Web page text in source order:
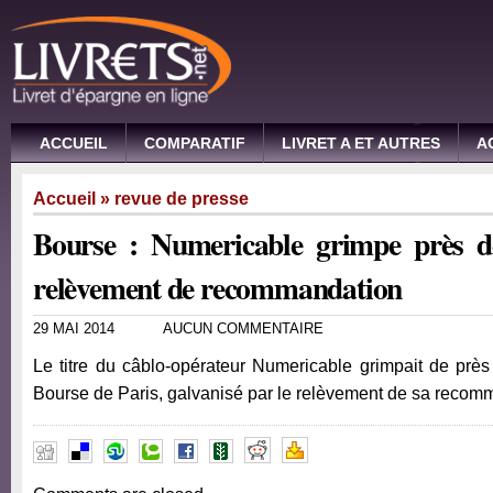
ACCUEIL COMPARATIF LIVRET A ET AUTRES
Accueil » revue de presse
Bourse : Numericable grimpe près
relèvement de recommandation
29 MAI 2014 AUCUN COMMENTAIRE
Le titre du câblo-opérateur Numericable grimpait de
Bourse de Paris, galvanisé par le relèvement de sa